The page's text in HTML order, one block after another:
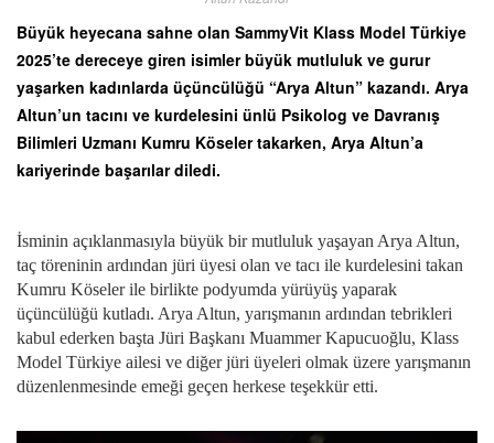
Büyük heyecana sahne olan SammyVit Klass Model Türkiye
2025’te dereceye giren isimler büyük mutluluk ve gurur
yaşarken kadınlarda üçüncülüğü “Arya Altun” kazandı. Arya
Altun’un tacını ve kurdelesini ünlü Psikolog ve Davranış
Bilimleri Uzmanı Kumru Köseler takarken, Arya Altun’a
kariyerinde başarılar diledi.
İsminin açıklanmasıyla büyük bir mutluluk yaşayan Arya Altun,
taç töreninin ardından jüri üyesi olan ve tacı ile kurdelesini takan
Kumru Köseler ile birlikte podyumda yürüyüş yaparak
üçüncülüğü kutladı. Arya Altun, yarışmanın ardından tebrikleri
kabul ederken başta Jüri Başkanı Muammer Kapucuoğlu, Klass
Model Türkiye ailesi ve diğer jüri üyeleri olmak üzere yarışmanın
düzenlenmesinde emeği geçen herkese teşekkür etti.